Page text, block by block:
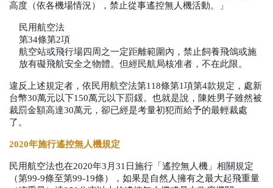
高度（依各機場情況），禁止從事遙控無人機活動。」
民用航空法
第34條第2項
航空站或飛行場四周之一定距離範圍內，禁止飼養飛鴿或施
放有礙飛航安全之物體。但經民航局核准者，不在此限。
違反上述規定者，依民用航空法第118條第1項第4款規定，處新
台幣30萬元以下150萬元以下罰鍰。也就是說，陳姓男子雖然被
裁罰金額高達30萬元，卻已經是考量初犯而給予的最輕裁處
了。
2020年施行遙控無人機規定
民用航空法也在2020年3月 31 日施行「遙控無人機」相關規定
（第99-9條至第99-19條），如果是自然人擁有之最大起飛重量